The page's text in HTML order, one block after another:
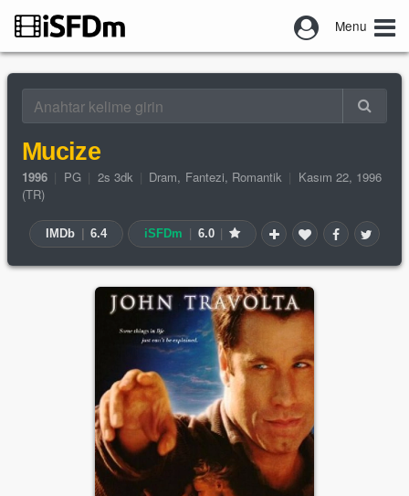
Menu
Mucize
1996 PG 2s 3dk Dram, Fantezi, Romantik
Kasım 22, 1996
(TR)
IMDb 6.4 iSFDm 6.0